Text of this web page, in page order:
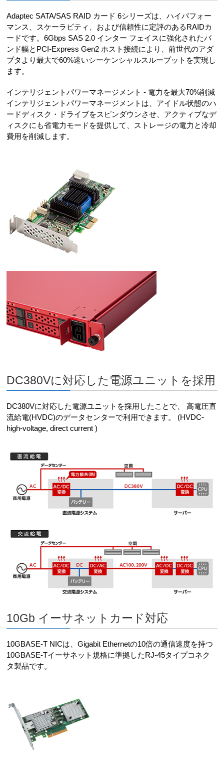
Adaptec SATA/SAS RAID カード 6シリーズは、ハイパフォー
マンス、スケーラビティ、および信頼性に定評のあるRAIDカ
ードです。6Gbps SAS 2.0 インター フェイスに強化されたバ
ンド幅とPCI-Express Gen2 ホスト接続により、前世代のアダ
プタより最大で60%速いシーケンシャルスループットを実現し
ます。
インテリジェントパワーマネージメント - 電力を最大70%削減
インテリジェントパワーマネージメントは、アイドル状態のハ
ードディスク・ドライブをスピンダウンさせ、アクティブなデ
ィスクにも省電力モードを提供して、ストレージの電力と冷却
費用を削減します。
DC380Vに対応した電源ユニットを採用
DC380Vに対応した電源ユニットを採用したことで、 高電圧直
流給電(HVDC)のデータセンターで利用できます。 (HVDC-
high-voltage, direct current )
10Gb イーサネットカード対応
10GBASE-T NICは、Gigabit Ethernetの10倍の通信速度を持つ
10GBASE-Tイーサネット規格に準拠したRJ-45タイプコネク
タ製品です。